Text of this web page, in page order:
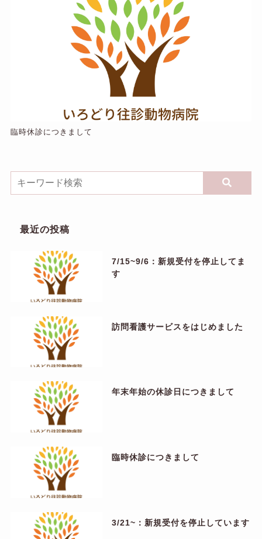
臨時休診につきまして
最近の投稿
7/15~9/6：新規受付を停止してま
す
訪問看護サービスをはじめました
年末年始の休診日につきまして
臨時休診につきまして
3/21~：新規受付を停止しています